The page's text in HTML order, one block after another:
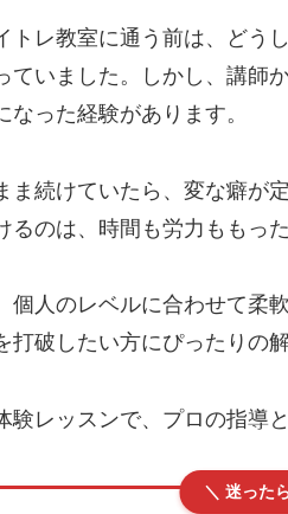
トレ教室に通う前は、どう
ていました。しかし、講師
なった経験があります。
ま続けていたら、変な癖が
るのは、時間も労力ももっ
個人のレベルに合わせて柔
打破したい方にぴったりの解
験レッスンで、プロの指導
＼ 迷った